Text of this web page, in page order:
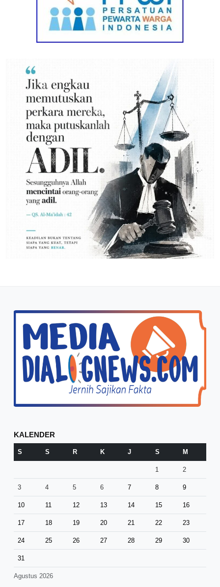
KALENDER
Agustus 2026
S S R K J S M
1 2
3 4 5 6 7 8 9
10 11 12 13 14 15 16
17 18 19 20 21 22 23
24 25 26 27 28 29 30
31